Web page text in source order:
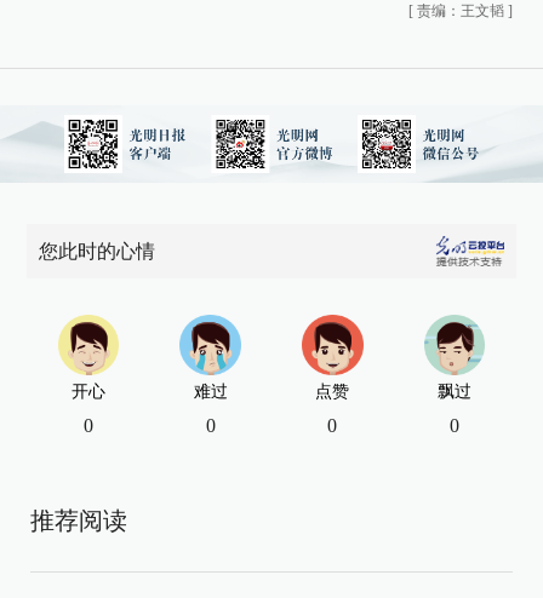
[ 责编：王文韬 ]
您此时的心情
开心
0
难过
0
点赞
0
飘过
0
推荐阅读